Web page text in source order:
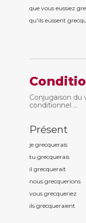
que vous eussiez
qu'ils eussent grecqu
Conjugaison du
conditionnel ...
Présent
je grecquerais
tu grecquerais
il grecquerait
nous grecquerions
vous grecqueriez
ils grecqueraient